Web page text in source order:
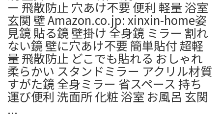
ー 飛散防止 穴あけ不要 便利 軽量 浴室
玄関 壁 Amazon.co.jp: xinxin-home姿
見鏡 貼る鏡 壁掛け 全身鏡 ミラー 割れ
ない鏡 壁に穴あけ不要 簡単貼付 超軽
量 飛散防止 どこでも貼れる おしゃれ
柔らかい スタンドミラー アクリル材質
すがた鏡 全身ミラー 省スペース 持ち
運び便利 洗面所 化粧 浴室 お風呂 玄関
...